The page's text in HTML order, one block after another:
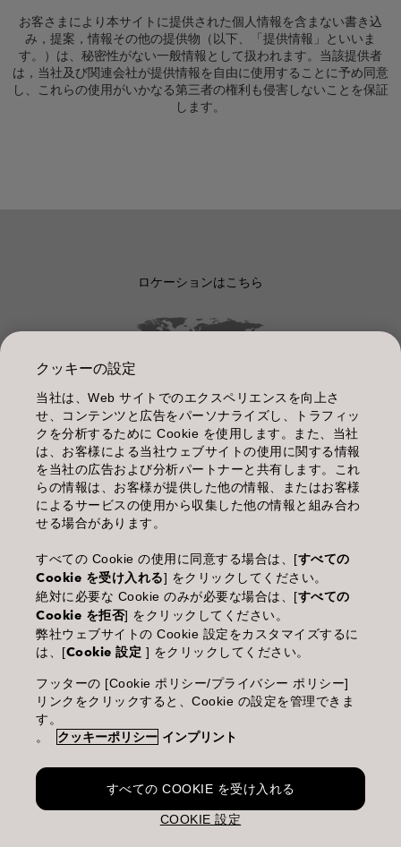
お客さまにより本サイトに提供された個人情報を含まない書き込
み，提案，情報その他の提供物（以下、「提供情報」といいま
す。）は、秘密性がない一般情報として扱われます。当該提供者
は，当社及び関連会社が提供情報を自由に使用することに予め同意
し、これらの使用がいかなる第三者の権利も侵害しないことを保証
します。
ロケーションはこちら
管理情報
利用規約
個人情報保護指針
化粧品等の使用上の注意
(土・日・休日を除く 9:00-12:00 / 13:00-17:00)
※年末年始休業；12/30~1/4
Goldwell is part of Kao Salon Division.
Making life beautiful for salons, stylists and their clients.
クッキーの設定
当社は、Web サイトでのエクスペリエンスを向上さ
せ、コンテンツと広告をパーソナライズし、トラフィッ
クを分析するために Cookie を使用します。また、当社
は、お客様による当社ウェブサイトの使用に関する情報
を当社の広告および分析パートナーと共有します。これ
らの情報は、お客様が提供した他の情報、またはお客様
によるサービスの使用から収集した他の情報と組み合わ
せる場合があります。
すべての Cookie の使用に同意する場合は、[すべての
Cookie を受け入れる] をクリックしてください。
絶対に必要な Cookie のみが必要な場合は、[すべての
Cookie を拒否] をクリックしてください。
弊社ウェブサイトの Cookie 設定をカスタマイズするに
は、[Cookie 設定 ] をクリックしてください。
フッターの [Cookie ポリシー/プライバシー ポリシー]
リンクをクリックすると、Cookie の設定を管理できま
す。
。
クッキーポリシー インプリント
COOKIE 設定
すべての COOKIE を受け入れる